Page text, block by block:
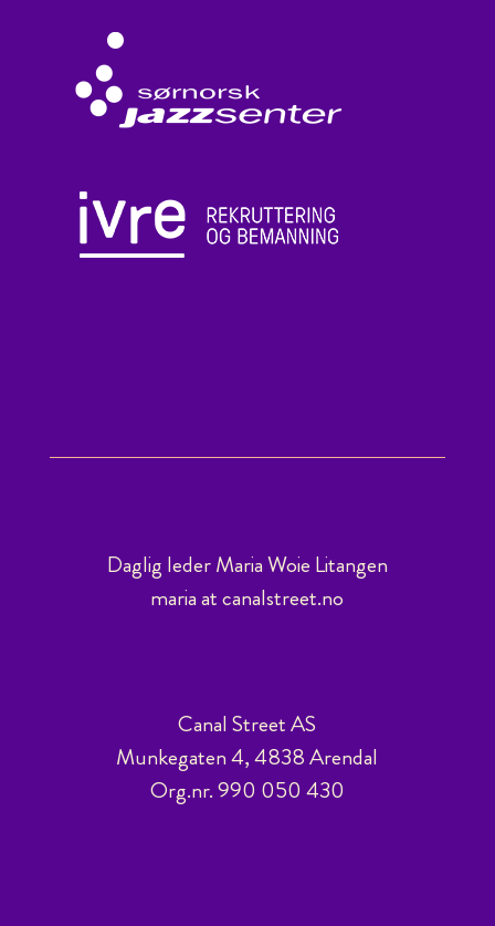
Daglig leder Maria Woie Litangen
maria at canalstreet.no
Canal Street AS
Munkegaten 4, 4838 Arendal
Org.nr. 990 050 430